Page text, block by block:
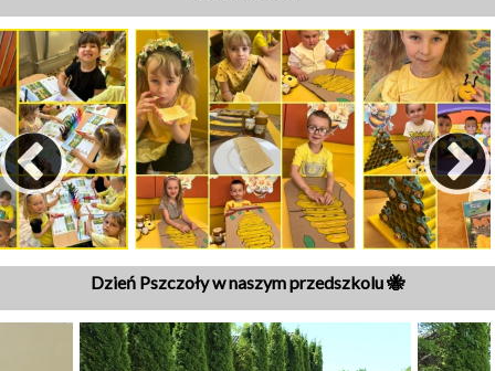
Dzień Pszczoły w naszym przedszkolu 🐝